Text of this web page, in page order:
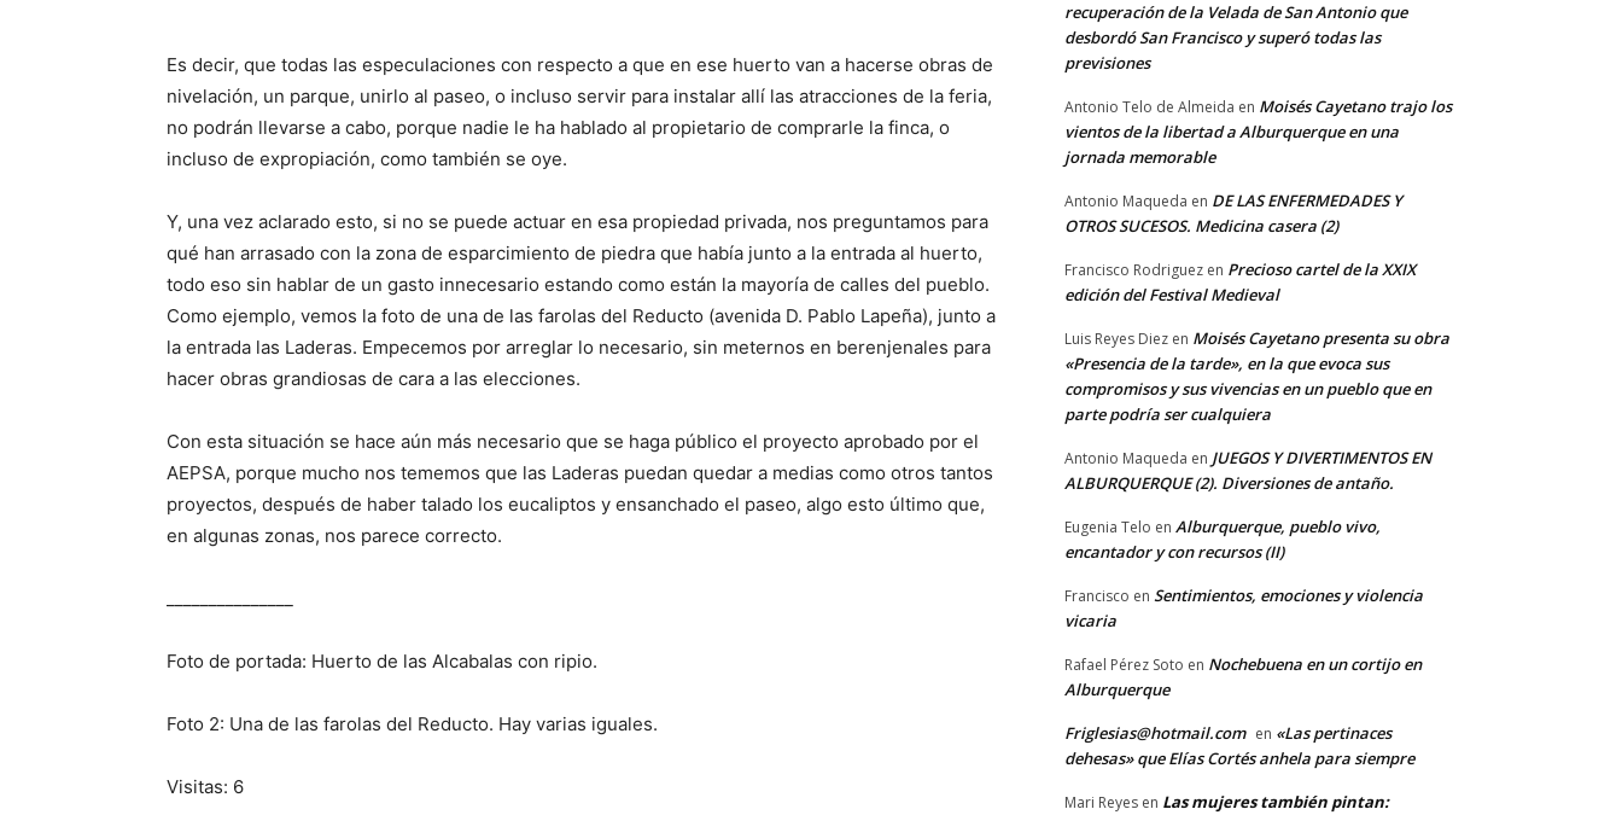
Es decir, que todas las especulaciones con respecto a que en ese huerto van a hacerse obras de
nivelación, un parque, unirlo al paseo, o incluso servir para instalar allí las atracciones de la feria,
no podrán llevarse a cabo, porque nadie le ha hablado al propietario de comprarle la finca, o
incluso de expropiación, como también se oye.
Y, una vez aclarado esto, si no se puede actuar en esa propiedad privada, nos preguntamos para
qué han arrasado con la zona de esparcimiento de piedra que había junto a la entrada al huerto,
todo eso sin hablar de un gasto innecesario estando como están la mayoría de calles del pueblo.
Como ejemplo, vemos la foto de una de las farolas del Reducto (avenida D. Pablo Lapeña), junto a
la entrada las Laderas. Empecemos por arreglar lo necesario, sin meternos en berenjenales para
hacer obras grandiosas de cara a las elecciones.
Con esta situación se hace aún más necesario que se haga público el proyecto aprobado por el
AEPSA, porque mucho nos tememos que las Laderas puedan quedar a medias como otros tantos
proyectos, después de haber talado los eucaliptos y ensanchado el paseo, algo esto último que,
en algunas zonas, nos parece correcto.
Foto de portada: Huerto de las Alcabalas con ripio.
Foto 2: Una de las farolas del Reducto. Hay varias iguales.
Visitas: 6
recuperación de la Velada de San Antonio que
desbordó San Francisco y superó todas las
previsiones
Antonio Telo de Almeida en Moisés Cayetano trajo los
vientos de la libertad a Alburquerque en una
jornada memorable
Antonio Maqueda en DE LAS ENFERMEDADES Y
OTROS SUCESOS. Medicina casera (2)
Francisco Rodriguez en Precioso cartel de la XXIX
edición del Festival Medieval
Luis Reyes Diez en Moisés Cayetano presenta su obra
«Presencia de la tarde», en la que evoca sus
compromisos y sus vivencias en un pueblo que en
parte podría ser cualquiera
Antonio Maqueda en JUEGOS Y DIVERTIMENTOS EN
ALBURQUERQUE (2). Diversiones de antaño.
Eugenia Telo en Alburquerque, pueblo vivo,
encantador y con recursos (II)
Francisco en Sentimientos, emociones y violencia
vicaria
Rafael Pérez Soto en Nochebuena en un cortijo en
Alburquerque
Friglesias@hotmail.com en «Las pertinaces
dehesas» que Elías Cortés anhela para siempre
Mari Reyes en Las mujeres también pintan: